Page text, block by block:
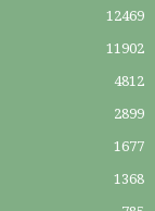
12469
11902
4812
2899
1677
1368